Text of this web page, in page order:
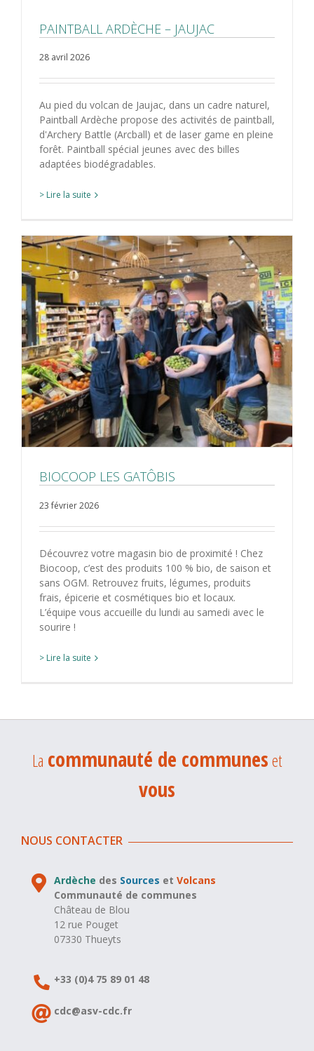
PAINTBALL ARDÈCHE – JAUJAC
28 avril 2026
Au pied du volcan de Jaujac, dans un cadre naturel,
Paintball Ardèche propose des activités de paintball,
d'Archery Battle (Arcball) et de laser game en pleine
forêt. Paintball spécial jeunes avec des billes
adaptées biodégradables.
> Lire la suite
BIOCOOP LES GATÔBIS
23 février 2026
Découvrez votre magasin bio de proximité ! Chez
Biocoop, c’est des produits 100 % bio, de saison et
sans OGM. Retrouvez fruits, légumes, produits
frais, épicerie et cosmétiques bio et locaux.
L’équipe vous accueille du lundi au samedi avec le
sourire !
> Lire la suite
La communauté de communeset
vous
NOUS CONTACTER
Ardèche des Sources etVolcans
Communauté de communes
Château de Blou
12 rue Pouget
07330 Thueyts
+33 (0)4 75 89 01 48
cdc@asv-cdc.fr